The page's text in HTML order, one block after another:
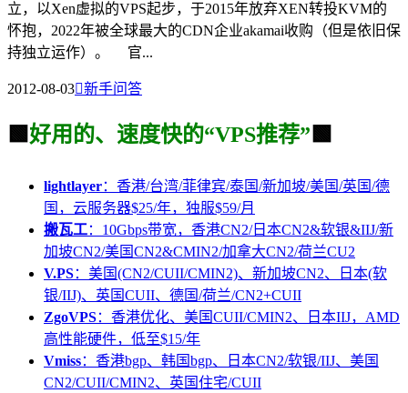
立，以Xen虚拟的VPS起步，于2015年放弃XEN转投KVM的
怀抱，2022年被全球最大的CDN企业akamai收购（但是依旧保
持独立运作）。 官...
2012-08-03新手问答
🟩 好用的、速度快的“VPS推荐” 🟩
lightlayer：香港/台湾/菲律宾/泰国/新加坡/美国/英国/德
国，云服务器$25/年，独服$59/月
搬瓦工：10Gbps带宽，香港CN2/日本CN2&软银&IIJ/新
加坡CN2/美国CN2&CMIN2/加拿大CN2/荷兰CU2
V.PS：美国(CN2/CUII/CMIN2)、新加坡CN2、日本(软
银/IIJ)、英国CUII、德国/荷兰/CN2+CUII
ZgoVPS：香港优化、美国CUII/CMIN2、日本IIJ，AMD
高性能硬件，低至$15/年
Vmiss：香港bgp、韩国bgp、日本CN2/软银/IIJ、美国
CN2/CUII/CMIN2、英国住宅/CUII